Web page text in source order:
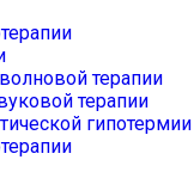
терапии
терапии